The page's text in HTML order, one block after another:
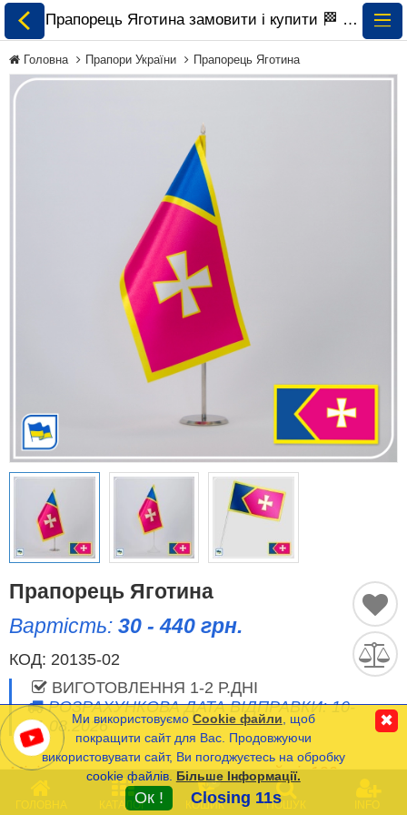
Прапори України
Прапори Світу за
Прапори на
Прапори Міжнародних
Історичні Прапори
Спортивні Прапори
Етнічні Прапори
Інші прапори
Порівняти
Список
(0)
Часті Питання (FAQ)
Оплата та Доставка
ГОЛОВНА КАТАЛОГ
0
КОШИК ПОШУК INFO
Прапорець Яготина замовити і купити 🏁 ePrapor.com.ua
Головна Прапори України Прапорець Яготина
Прапорець Яготина
Вартість: 30 - 440 грн.
КОД: 20135-02
ВИГОТОВЛЕННЯ 1-2 Р.ДНІ
РОЗРАХУНКОВА ДАТА ВІДПРАВКИ: 10-
11.08.2026
Мінімальна сума замовлення на сайті- 120 грн.
* Вартість прапорців з Габардину та Атласу
Ми використовуємо Cookie файли , щоб
покращити сайт для Вас. Продовжуючи
використовувати сайт, Ви погоджуєтесь на обробку
cookie файлів. Більше Інформації.
Ок ! Closing 11s
✖